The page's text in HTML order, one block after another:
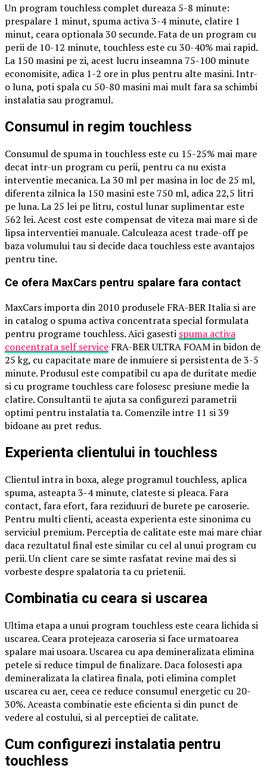
Un program touchless complet dureaza 5-8 minute:
prespalare 1 minut, spuma activa 3-4 minute, clatire 1
minut, ceara optionala 30 secunde. Fata de un program cu
perii de 10-12 minute, touchless este cu 30-40% mai rapid.
La 150 masini pe zi, acest lucru inseamna 75-100 minute
economisite, adica 1-2 ore in plus pentru alte masini. Intr-
o luna, poti spala cu 50-80 masini mai mult fara sa schimbi
instalatia sau programul.
Consumul in regim touchless
Consumul de spuma in touchless este cu 15-25% mai mare
decat intr-un program cu perii, pentru ca nu exista
interventie mecanica. La 30 ml per masina in loc de 25 ml,
diferenta zilnica la 150 masini este 750 ml, adica 22,5 litri
pe luna. La 25 lei pe litru, costul lunar suplimentar este
562 lei. Acest cost este compensat de viteza mai mare si de
lipsa interventiei manuale. Calculeaza acest trade-off pe
baza volumului tau si decide daca touchless este avantajos
pentru tine.
Ce ofera MaxCars pentru spalare fara contact
MaxCars importa din 2010 produsele FRA-BER Italia si are
in catalog o spuma activa concentrata special formulata
pentru programe touchless. Aici gasesti spuma activa
concentrata self service FRA-BER ULTRA FOAM in bidon de
25 kg, cu capacitate mare de inmuiere si persistenta de 3-5
minute. Produsul este compatibil cu apa de duritate medie
si cu programe touchless care folosesc presiune medie la
clatire. Consultantii te ajuta sa configurezi parametrii
optimi pentru instalatia ta. Comenzile intre 11 si 39
bidoane au pret redus.
Experienta clientului in touchless
Clientul intra in boxa, alege programul touchless, aplica
spuma, asteapta 3-4 minute, clateste si pleaca. Fara
contact, fara efort, fara reziduuri de burete pe caroserie.
Pentru multi clienti, aceasta experienta este sinonima cu
serviciul premium. Perceptia de calitate este mai mare chiar
daca rezultatul final este similar cu cel al unui program cu
perii. Un client care se simte rasfatat revine mai des si
vorbeste despre spalatoria ta cu prietenii.
Combinatia cu ceara si uscarea
Ultima etapa a unui program touchless este ceara lichida si
uscarea. Ceara protejeaza caroseria si face urmatoarea
spalare mai usoara. Uscarea cu apa demineralizata elimina
petele si reduce timpul de finalizare. Daca folosesti apa
demineralizata la clatirea finala, poti elimina complet
uscarea cu aer, ceea ce reduce consumul energetic cu 20-
30%. Aceasta combinatie este eficienta si din punct de
vedere al costului, si al perceptiei de calitate.
Cum configurezi instalatia pentru
touchless